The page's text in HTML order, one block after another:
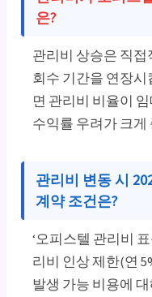
은?
관리비 상승은 직
회수 기간을 연장시
면 관리비 비율이
수익률 우려가 크게
관리비 변동 시
계약 조건은?
‘오피스텔 관리비
리비 인상 제한(연
발생 가능 비용에